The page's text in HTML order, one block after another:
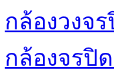
กล้องวงจร
กล้องจรปิด